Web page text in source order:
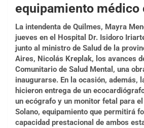
equipamiento médico
La intendenta de Quilmes, Mayra
jueves en el Hospital Dr. Isidoro
junto al ministro de Salud de la
Aires, Nicolás Kreplak, los avances
Comunitario de Salud Mental, una
inaugurarse. En la ocasión, además,
hicieron entrega de un
un ecógrafo y un monitor fetal para
Solano, equipamiento que permitirá
capacidad prestacional de ambos